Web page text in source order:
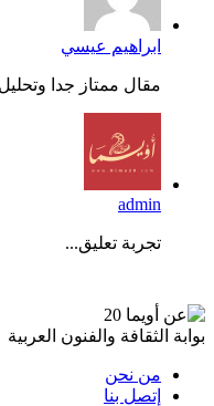
ابراهيم عيسي
مقال ممتاز جدا
admin
تجربة تعليق...
بوابة الثقافة والفنون العربية
من نحن
إتصل بنا